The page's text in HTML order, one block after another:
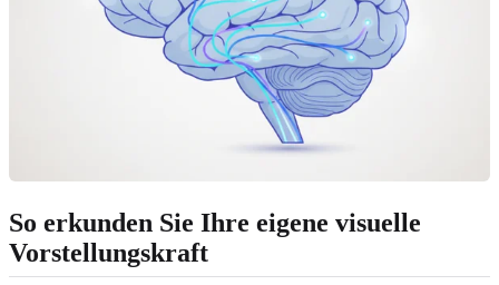
So erkunden Sie Ihre eigene visuelle
Vorstellungskraft